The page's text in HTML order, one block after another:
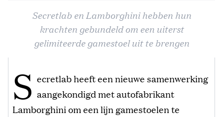
Secretlab en Lamborghini hebben hun
krachten gebundeld om een uiterst
gelimiteerde gamestoel uit te brengen
S ecretlab heeft een nieuwe samenwerking
aangekondigd met autofabrikant
Lamborghini om een ​​lijn gamestoelen te